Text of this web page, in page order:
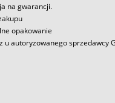
na gwarancji.
opakowanie
u autoryzowanego sprzedawcy